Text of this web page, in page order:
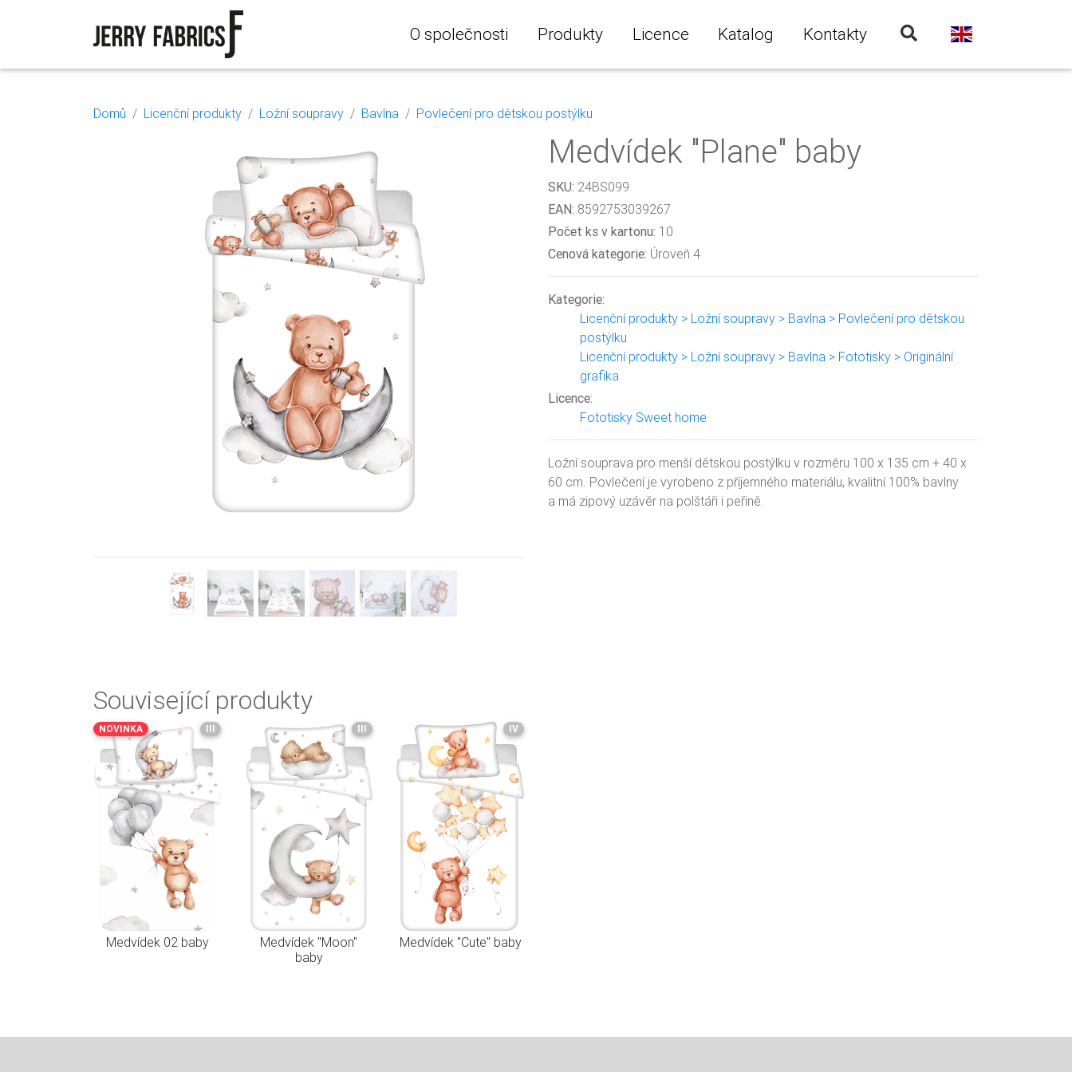
O společnosti Produkty Licence Katalog Kontakty
Domů Licenční produkty Ložní soupravy Bavlna Povlečení pro dětskou postýlku
Medvídek "Plane" baby
SKU: 24BS099
EAN: 8592753039267
Počet ks v kartonu: 10
Cenová kategorie: Úroveň 4
Kategorie:
Licenční produkty > Ložní soupravy > Bavlna > Povlečení pro dětskou
postýlku
Licenční produkty > Ložní soupravy > Bavlna > Fototisky > Originální
grafika
Licence:
Fototisky Sweet home
Ložní souprava pro menší dětskou postýlku v rozměru 100 x 135 cm + 40 x
60 cm. Povlečení je vyrobeno z příjemného materiálu, kvalitní 100% bavlny
a má zipový uzávěr na polštáři i peřině.
Související produkty
NOVINKA III
Medvídek 02 baby
III
Medvídek "Moon"
baby
IV
Medvídek "Cute" baby